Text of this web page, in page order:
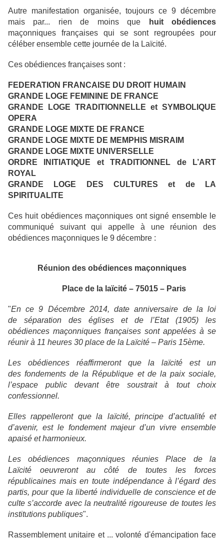
Autre manifestation organisée, toujours ce 9 décembre
mais par... rien de moins que
huit obédiences
maçonniques françaises qui se sont regroupées pour
céléber ensemble cette journée de la Laïcité.
Ces obédiences françaises sont :
FEDERATION FRANCAISE DU DROIT HUMAIN
GRANDE LOGE FEMININE DE FRANCE
GRANDE LOGE TRADITIONNELLE et SYMBOLIQUE
OPERA
GRANDE LOGE MIXTE DE FRANCE
GRANDE LOGE MIXTE DE MEMPHIS MISRAIM
GRANDE LOGE MIXTE UNIVERSELLE
ORDRE INITIATIQUE et TRADITIONNEL de L’ART
ROYAL
GRANDE LOGE DES CULTURES et de LA
SPIRITUALITE
Ces huit obédiences maçonniques ont signé ensemble le
communiqué suivant qui appelle à une réunion des
obédiences maçonniques le 9 décembre :
Réunion des obédiences maçonniques
Place de la laïcité – 75015 – Paris
"En ce 9 Décembre 2014, date anniversaire de la loi
de séparation des églises et de l’Etat (1905) les
obédiences maçonniques françaises sont appelées à se
réunir à 11 heures 30 place de la Laïcité – Paris 15ème.
Les obédiences réaffirmeront que la laïcité est un
desfondements de la République et de la paix sociale,
l’espace public devant être soustrait à tout choix
confessionnel.
Elles rappelleront que la laïcité, principe d’actualité et
d’avenir, est le fondement majeur d’un vivre ensemble
apaisé etharmonieux.
Les obédiences maçonniques réunies Place de la
Laïcitéoeuvreront au côté de toutes les forces
républicaines mais entoute indépendance à l’égard des
partis, pour que la liberté individuelle de conscience et de
culte s’accorde avec la neutralité rigoureuse de toutes les
institutions publiques".
Rassemblement unitaire et ... volonté d'émancipation face